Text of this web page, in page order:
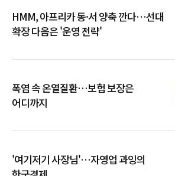
HMM, 아프리카 동·서 양축 깐다…선대
확장 다음은 '운영 전략'
폭염 속 온열질환…보험 보장은
어디까지
'여기저기 사장님'…자영업 과잉의